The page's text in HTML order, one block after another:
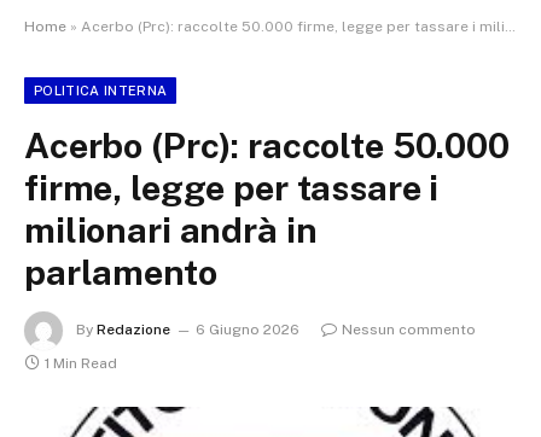
Home » Acerbo (Prc): raccolte 50.000 firme, legge per tassare i milionari andrà in parlamento
POLITICA INTERNA
Acerbo (Prc): raccolte 50.000
firme, legge per tassare i
milionari andrà in
parlamento
By Redazione 6 Giugno 2026
Nessun commento
1 Min Read